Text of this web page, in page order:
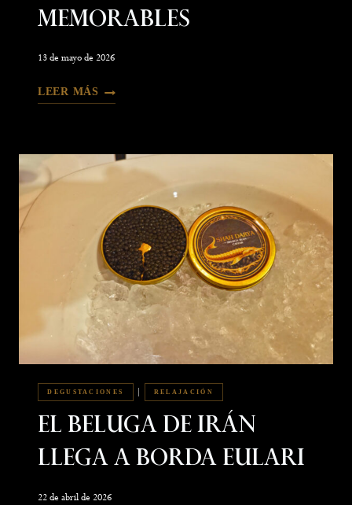
Memorables
13 de mayo de 2026
LEER MÁS
DEGUSTACIONES | RELAJACIÓN
El Beluga De Irán
Llega A Borda Eulari
22 de abril de 2026